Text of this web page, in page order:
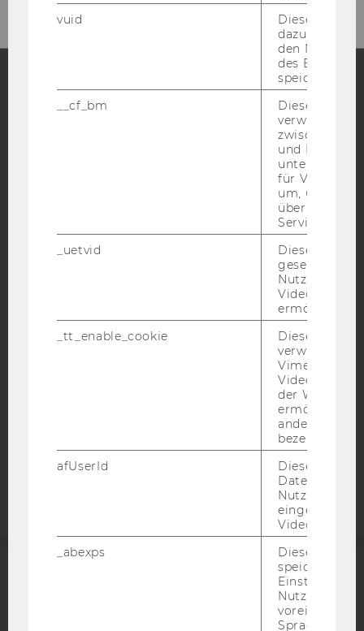
Blog
Bluesky
BARRIEREFREIHEITSERKLÄRUNG WEBSEITE
DATENSCHUTZERKLÄRUNG
DATENSCHUTZERKLÄRUNG SOCIAL MEDIA
STUDIENBEWERBER*INNEN UND STUDIERENDE
Barrierefreiheitserklärung
vuid
Dieser
dazu
den
des
speichern.
__cf_bm
Dieses
verwendet,
zwischen
und Bots zu
für Vimeo
um, um
über die
Service zu
_uetvid
Dieses
gesetzt, um
Nutzung des
Videoplayers
ermöglichen
_tt_enable_cookie
Dieses
verwendet,
Vimeo-
der WU-
ermöglichen
andere nicht
bezeichnete
afUserId
Dieses
Daten von
Videos
_abexps
Dieses Cookie
speichert
Nutzer*in, zB.
Sprache,